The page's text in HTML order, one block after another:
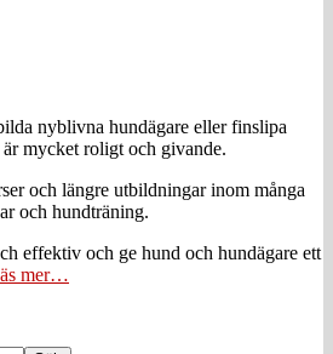
nyblivna hundägare eller finslipa
mycket roligt och givande.
och längre utbildningar inom många
och hundträning.
effektiv och ge hund och hundägare ett
mer…